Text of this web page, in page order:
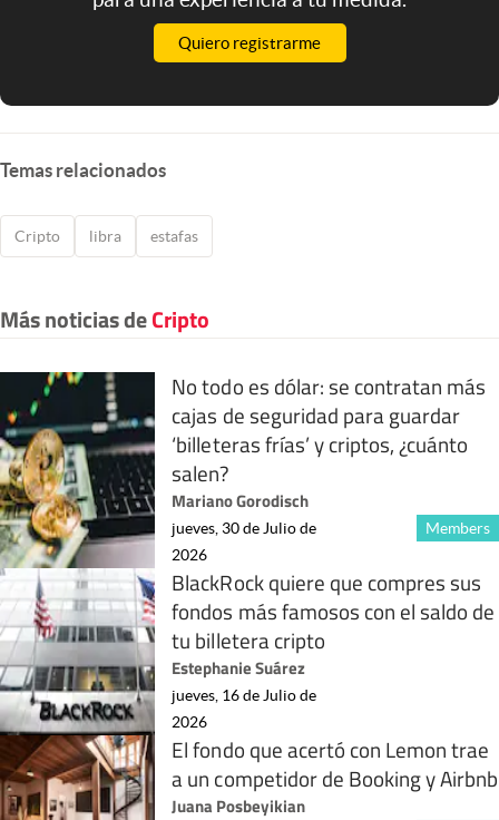
Quiero registrarme
Temas relacionados
Cripto libra estafas
Más noticias deCripto
No todo es dólar: se contratan más
cajas de seguridad para guardar
‘billeteras frías’ y criptos, ¿cuánto
salen?
Mariano Gorodisch
Members
jueves, 30 de Julio de
2026
BlackRock quiere que compres sus
fondos más famosos con el saldo de
tu billetera cripto
Estephanie Suárez
jueves, 16 de Julio de
2026
El fondo que acertó con Lemon trae
a un competidor de Booking y Airbnb
Juana Posbeyikian